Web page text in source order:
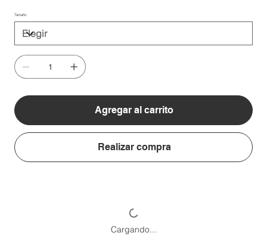
Tamaño
Agregar al carrito
Realizar compra
Cargando...